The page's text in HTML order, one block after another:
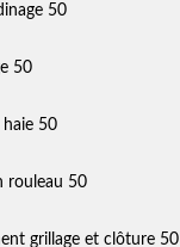
50
50
haie 50
rouleau 50
grillage et clôture 50